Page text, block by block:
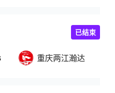
重庆两江瀚达
已结束